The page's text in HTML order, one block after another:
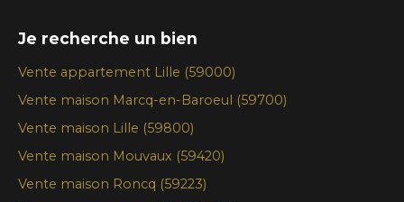
Je recherche un bien
Vente appartement Lille (59000)
Vente maison Marcq-en-Baroeul (59700)
Vente maison Lille (59800)
Vente maison Mouvaux (59420)
Vente maison Roncq (59223)